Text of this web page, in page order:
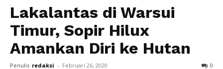
Lakalantas di Warsui
Timur, Sopir Hilux
Amankan Diri ke Hutan
Penulis redaksi - Februari 26, 2020 0